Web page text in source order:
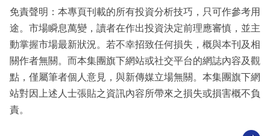
免責聲明：本專頁刊載的所有投資分析技巧，只可作參考用
途。市場瞬息萬變，讀者在作出投資決定前理應審慎，並主
動掌握市場最新狀況。若不幸招致任何損失，概與本刊及相
關作者無關。而本集團旗下網站或社交平台的網誌內容及觀
點，僅屬筆者個人意見，與新傳媒立場無關。本集團旗下網
站對因上述人士張貼之資訊內容所帶來之損失或損害概不負
責。